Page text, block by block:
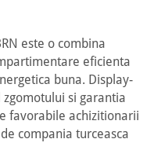
este o combina
eficienta
buna. Display-
si garantia
favorabile achizitionarii
compania turceasca